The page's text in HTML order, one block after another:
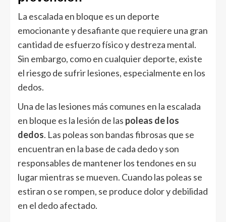
La escalada en bloque es un deporte
emocionante y desafiante que requiere una gran
cantidad de esfuerzo físico y destreza mental.
Sin embargo, como en cualquier deporte, existe
el riesgo de sufrir lesiones, especialmente en los
dedos.
Una de las lesiones más comunes en la escalada
en bloque es la lesión de las poleas de los
dedos. Las poleas son bandas fibrosas que se
encuentran en la base de cada dedo y son
responsables de mantener los tendones en su
lugar mientras se mueven. Cuando las poleas se
estiran o se rompen, se produce dolor y debilidad
en el dedo afectado.